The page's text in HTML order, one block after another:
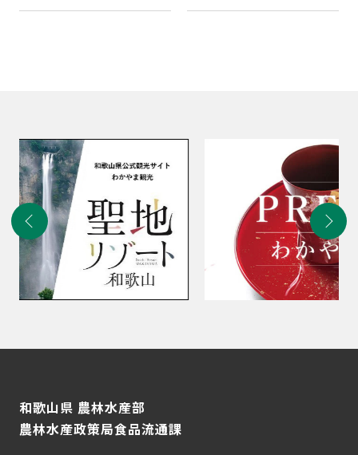
和歌山県 農林水産部
農林水産政策局食品流通課